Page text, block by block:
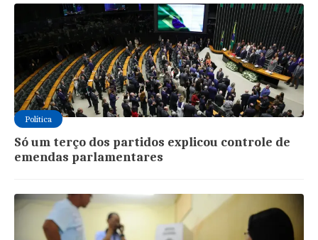
Política
Só um terço dos partidos explicou controle de
emendas parlamentares